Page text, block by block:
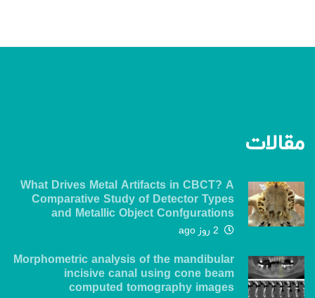
مقالات
What Drives Metal Artifacts in CBCT? A
Comparative Study of Detector Types
and Metallic Object Confgurations
2 روز ago
Morphometric analysis of the mandibular
incisive canal using cone beam
computed tomography images